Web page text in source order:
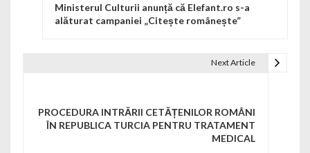
Ministerul Culturii anunță că Elefant.ro s-a
alăturat campaniei „Citește românește”
Next Article
PROCEDURA INTRĂRII CETĂȚENILOR ROMÂNI
ÎN REPUBLICA TURCIA PENTRU TRATAMENT
MEDICAL